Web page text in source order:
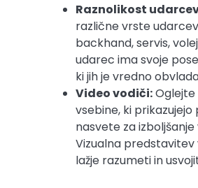
Raznolikost
različne vrste
backhand, servis,
udarec ima svoje
ki jih je vredno
Video vodiči:Oglejte
vsebine, ki
nasvete za
Vizualna
lažje razumeti in